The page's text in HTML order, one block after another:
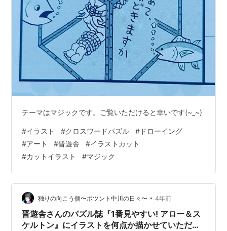
テーマはマジックです。ご覧いただけると幸いです(~_~)
#イラスト #クロスワードパズル # ドローイング
#アート #晋遊舎 #イラストカット
#カットイラスト #マジック
独りの向こう側〜ポツント中川の日々〜 • 4年前
晋遊舎さんのパズル誌『1番見やすい! アロー＆ス
ケルトン』にイラストを何点か描かせていただき